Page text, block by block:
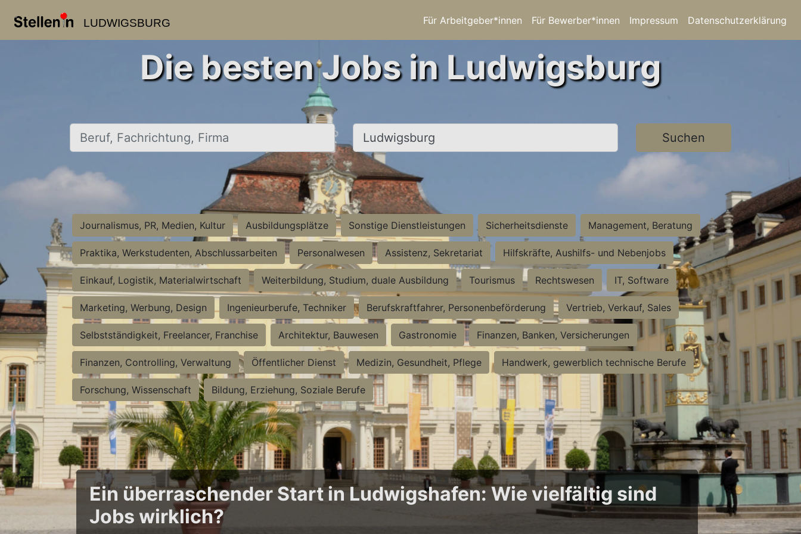
LUDWIGSBURG Für Arbeitgeber*innen Für Bewerber*innen Impressum Datenschutzerklärung
Die besten Jobs in Ludwigsburg
Beruf, Fachrichtung, Firma Ort, Stadt Suchen
Journalismus, PR, Medien, Kultur Ausbildungsplätze Sonstige Dienstleistungen Sicherheitsdienste Management, Beratung
Praktika, Werkstudenten, Abschlussarbeiten Personalwesen Assistenz, Sekretariat Hilfskräfte, Aushilfs- und Nebenjobs
Einkauf, Logistik, Materialwirtschaft Weiterbildung, Studium, duale Ausbildung Tourismus Rechtswesen IT, Software
Marketing, Werbung, Design Ingenieurberufe, Techniker Berufskraftfahrer, Personenbeförderung Vertrieb, Verkauf, Sales
Selbstständigkeit, Freelancer, Franchise Architektur, Bauwesen Gastronomie Finanzen, Banken, Versicherungen
Finanzen, Controlling, Verwaltung Öffentlicher Dienst Medizin, Gesundheit, Pflege Handwerk, gewerblich technische Berufe
Forschung, Wissenschaft Bildung, Erziehung, Soziale Berufe
Ein überraschender Start in Ludwigshafen: Wie vielfältig sind
Jobs wirklich?